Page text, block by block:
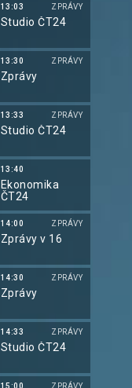
13:03 ZPRÁVY
Studio ČT24
13:30 ZPRÁVY
Zprávy
13:33 ZPRÁVY
Studio ČT24
13:40
Ekonomika
ČT24
14:00 ZPRÁVY
Zprávy v 16
14:30 ZPRÁVY
Zprávy
14:33 ZPRÁVY
Studio ČT24
15:00 ZPRÁVY